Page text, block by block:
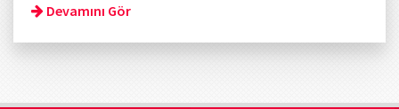
Devamını Gör